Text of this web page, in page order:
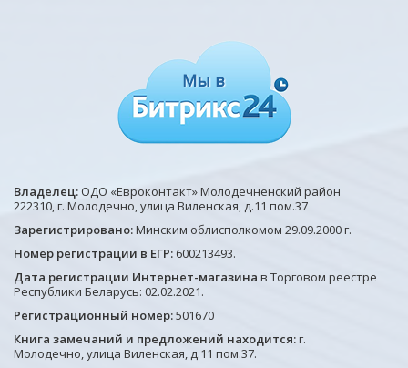
Владелец:ОДО «Евроконтакт» Молодечненский район
222310, г. Молодечно, улица Виленская, д.11 пом.37
Зарегистрировано:Минским облисполкомом 29.09.2000 г.
Номер регистрации в ЕГР: 600213493.
Дата регистрации Интернет-магазина в Торговом реестре
Республики Беларусь: 02.02.2021.
Регистрационный номер:501670
Книга замечаний и предложений находится:г.
Молодечно, улица Виленская, д.11 пом.37.